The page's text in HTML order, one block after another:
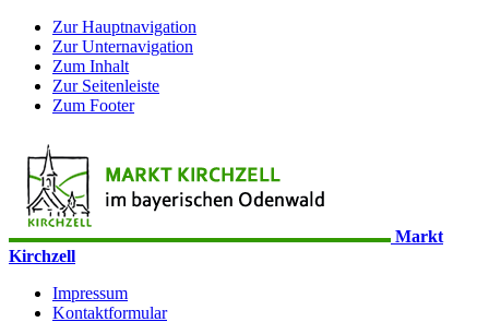
Zur Hauptnavigation
Zur Unternavigation
Zum Inhalt
Zur Seitenleiste
Zum Footer
Markt
Kirchzell
Impressum
Kontaktformular